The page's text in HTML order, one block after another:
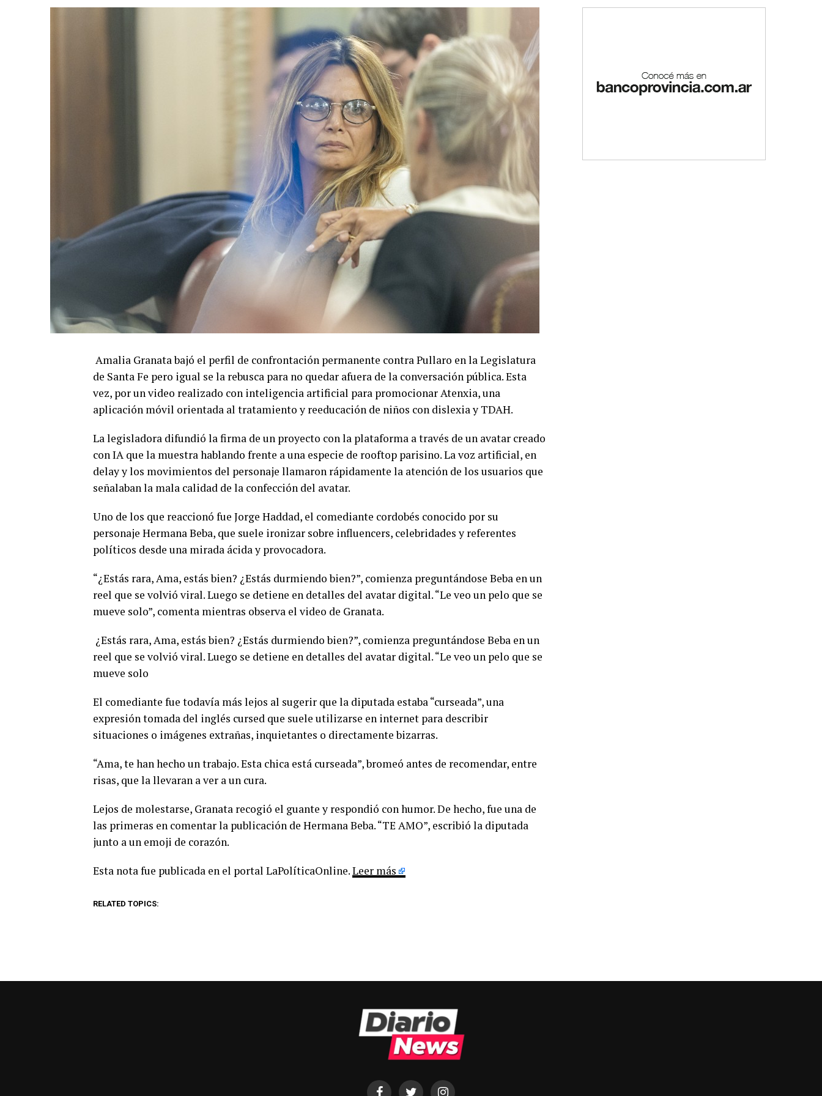
Amalia Granata bajó el perfil de confrontación permanente contra Pullaro en la Legislatura
de Santa Fe pero igual se la rebusca para no quedar afuera de la conversación pública. Esta
vez, por un video realizado con inteligencia artificial para promocionar Atenxia, una
aplicación móvil orientada al tratamiento y reeducación de niños con dislexia y TDAH.
La legisladora difundió la firma de un proyecto con la plataforma a través de un avatar creado
con IA que la muestra hablando frente a una especie de rooftop parisino. La voz artificial, en
delay y los movimientos del personaje llamaron rápidamente la atención de los usuarios que
señalaban la mala calidad de la confección del avatar.
Uno de los que reaccionó fue Jorge Haddad, el comediante cordobés conocido por su
personaje Hermana Beba, que suele ironizar sobre influencers, celebridades y referentes
políticos desde una mirada ácida y provocadora.
“¿Estás rara, Ama, estás bien? ¿Estás durmiendo bien?”, comienza preguntándose Beba en un
reel que se volvió viral. Luego se detiene en detalles del avatar digital. “Le veo un pelo que se
mueve solo”, comenta mientras observa el video de Granata.
¿Estás rara, Ama, estás bien? ¿Estás durmiendo bien?”, comienza preguntándose Beba en un
reel que se volvió viral. Luego se detiene en detalles del avatar digital. “Le veo un pelo que se
mueve solo
El comediante fue todavía más lejos al sugerir que la diputada estaba “curseada”, una
expresión tomada del inglés cursed que suele utilizarse en internet para describir
situaciones o imágenes extrañas, inquietantes o directamente bizarras.
“Ama, te han hecho un trabajo. Esta chica está curseada”, bromeó antes de recomendar, entre
risas, que la llevaran a ver a un cura.
Lejos de molestarse, Granata recogió el guante y respondió con humor. De hecho, fue una de
las primeras en comentar la publicación de Hermana Beba. “TE AMO”, escribió la diputada
junto a un emoji de corazón.
Esta nota fue publicada en el portal LaPolíticaOnline.Leer más
RELATED TOPICS: